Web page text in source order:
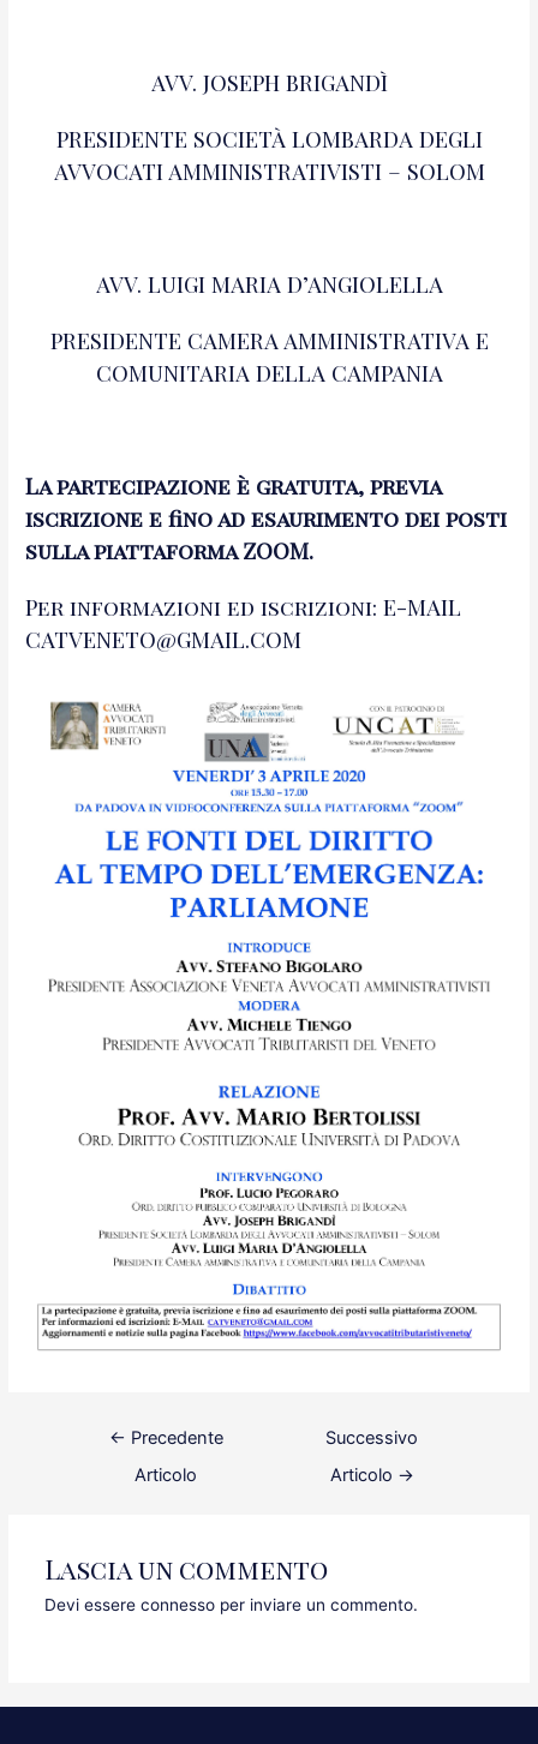
AVV. JOSEPH BRIGANDÌ
PRESIDENTE SOCIETÀ LOMBARDA DEGLI
AVVOCATI AMMINISTRATIVISTI – SOLOM
AVV. LUIGI MARIA D’ANGIOLELLA
PRESIDENTE CAMERA AMMINISTRATIVA E
COMUNITARIA DELLA CAMPANIA
La partecipazione è gratuita, previa
iscrizione e fino ad esaurimento dei posti
sulla piattaforma ZOOM.
Per informazioni ed iscrizioni: E-MAIL
CATVENETO@GMAIL.COM
Navigazione
articoli
← Precedente
Articolo
Successivo
Articolo →
Lascia un commento
Devi essere connessoper inviare un commento.